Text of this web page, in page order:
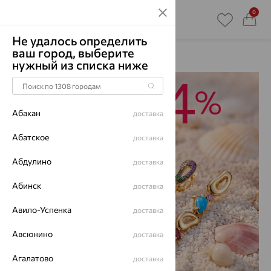
0
Главная Акции
Не удалось определить
ваш город, выберите
нужный из списка ниже
Абакан доставка
Абатское доставка
Абдулино доставка
Абинск доставка
Авило-Успенка доставка
Авсюнино доставка
Агалатово доставка